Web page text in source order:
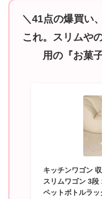
＼41点の爆買い
これ。スリムや
用の『お菓
キッチンワゴン
スリムワゴン 3段
ペットボトルラ